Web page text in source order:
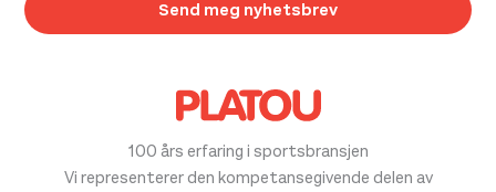
100 års erfaring i sportsbransjen
Vi representerer den kompetansegivende delen av